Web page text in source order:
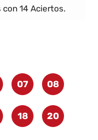
con 14 Aciertos.
07 08
18 20